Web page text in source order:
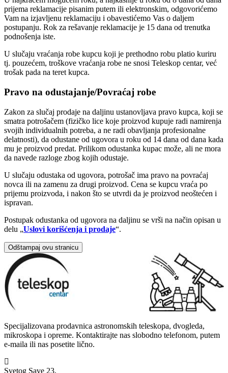
prijema reklamacije pisanim putem ili elektronskim, odgovorićemo
Vam na izjavljenu reklamaciju i obavestićemo Vas o daljem
postupanju. Rok za rešavanje reklamacije je 15 dana od trenutka
podnošenja iste.
U slučaju vraćanja robe kupcu koji je prethodno robu platio kuriru
tj. pouzećem, troškove vraćanja robe ne snosi Teleskop centar, već
trošak pada na teret kupca.
Pravo na odustajanje/Povraćaj robe
Zakon za slučaj prodaje na daljinu ustanovljava pravo kupca, koji se
smatra potrošačem (fizičko lice koje proizvod kupuje radi namirenja
svojih individualnih potreba, a ne radi obavljanja profesionalne
delatnosti), da odustane od ugovora u roku od 14 dana od dana kada
mu je proizvod predat. Prilikom odustanka kupac može, ali ne mora
da navede razloge zbog kojih odustaje.
U slučaju odustaka od ugovora, potrošač ima pravo na povraćaj
novca ili na zamenu za drugi proizvod. Cena se kupcu vraća po
prijemu proizvoda, i nakon što se utvrdi da je proizvod neoštećen i
ispravan.
Postupak odustanka od ugovora na daljinu se vrši na način opisan u
delu „Uslovi korišćenja i prodaje“.
Specijalizovana prodavnica astronomskih teleskopa, dvogleda,
mikroskopa i opreme. Kontaktirajte nas slobodno telefonom, putem
e-maila ili nas posetite lično.

Svetog Save 23,